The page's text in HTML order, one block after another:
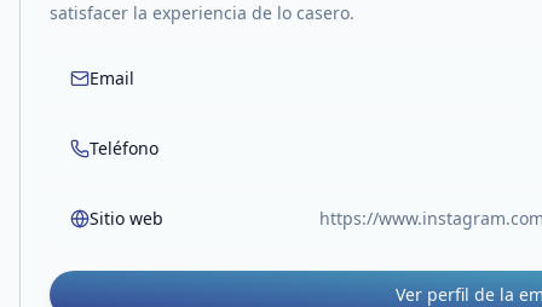
satisfacer la experiencia de lo casero.
Email
Teléfono
Sitio web https://
Ver perfil de la